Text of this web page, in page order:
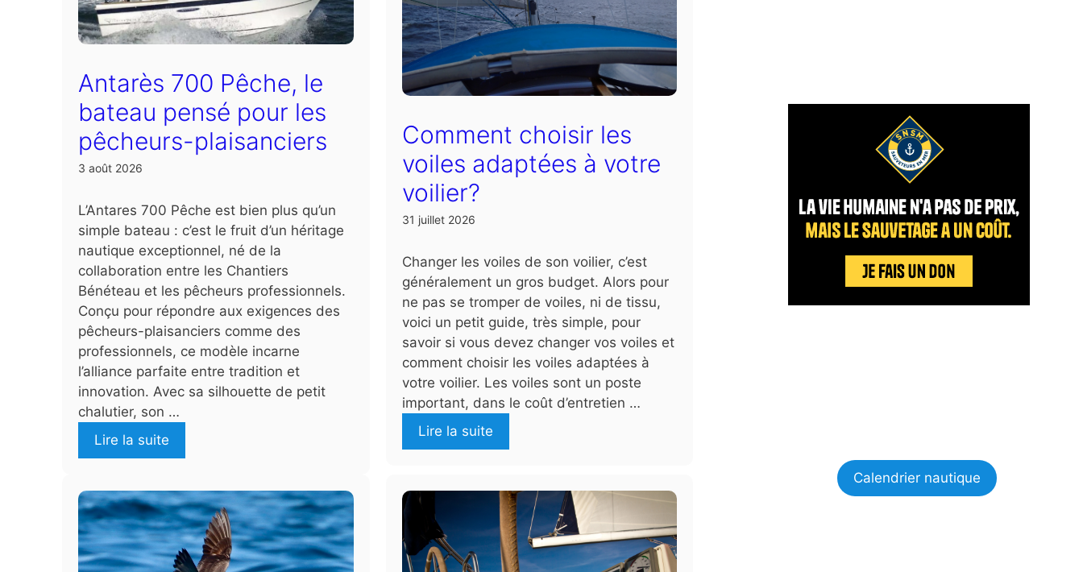
Antarès 700 Pêche, le
bateau pensé pour les
pêcheurs-plaisanciers
3 août 2026
L’Antares 700 Pêche est bien plus qu’un
simple bateau : c’est le fruit d’un héritage
nautique exceptionnel, né de la
collaboration entre les Chantiers
Bénéteau et les pêcheurs professionnels.
Conçu pour répondre aux exigences des
pêcheurs-plaisanciers comme des
professionnels, ce modèle incarne
l’alliance parfaite entre tradition et
innovation. Avec sa silhouette de petit
chalutier, son …
Lire la suite
Comment choisir les
voiles adaptées à votre
voilier?
31 juillet 2026
Changer les voiles de son voilier, c’est
généralement un gros budget. Alors pour
ne pas se tromper de voiles, ni de tissu,
voici un petit guide, très simple, pour
savoir si vous devez changer vos voiles et
comment choisir les voiles adaptées à
votre voilier. Les voiles sont un poste
important, dans le coût d’entretien …
Lire la suite
Calendrier nautique